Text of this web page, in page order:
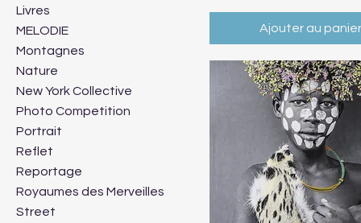
Livres
MELODIE
Montagnes
Nature
New York Collective
Photo Competition
Portrait
Reflet
Reportage
Royaumes des Merveilles
Street
Ajouter au panier